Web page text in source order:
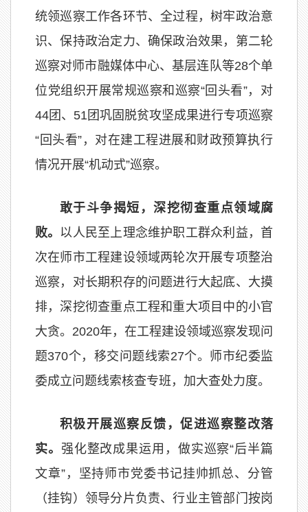
统领巡察工作各环节、全过程，树牢政治意
识、保持政治定力、确保政治效果，第二轮
巡察对师市融媒体中心、基层连队等28个单
位党组织开展常规巡察和巡察“回头看”，对
44团、51团巩固脱贫攻坚成果进行专项巡察
“回头看”，对在建工程进展和财政预算执行
情况开展“机动式”巡察。
敢于斗争揭短，深挖彻查重点领域腐
败。 以人民至上理念维护职工群众利益，首
次在师市工程建设领域两轮次开展专项整治
巡察，对长期积存的问题进行大起底、大摸
排，深挖彻查重点工程和重大项目中的小官
大贪。2020年，在工程建设领域巡察发现问
题370个，移交问题线索27个。师市纪委监
委成立问题线索核查专班，加大查处力度。
积极开展巡察反馈，促进巡察整改落
实。 强化整改成果运用，做实巡察“后半篇
文章”，坚持师市党委书记挂帅抓总、分管
（挂钩）领导分片负责、行业主管部门按岗